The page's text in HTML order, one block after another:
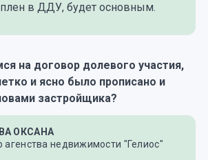
в ДДУ, будет основным.
на договор долевого участия,
и ясно было прописано и
застройщика?
ОКСАНА
агенства недвижимости "Гелиос"